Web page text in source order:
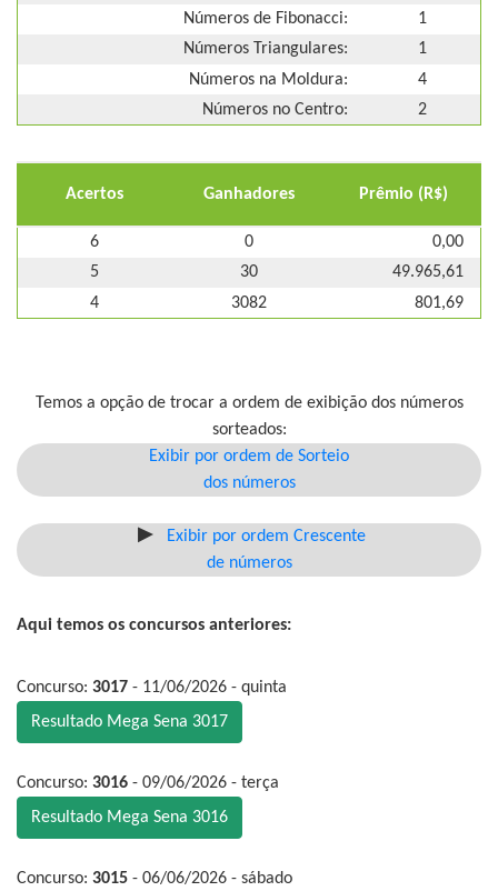
Números de Fibonacci:
1
Números Triangulares:
1
Números na Moldura:
4
Números no Centro:
2
Acertos Ganhadores Prêmio (R$)
6 0
0,00
5
30
49.965,61
4
3082 801,69
Temos a opção de trocar a ordem de exibição dos números
sorteados:
Exibir por ordem de Sorteio
dos números
Exibir por ordem Crescente
de números
Aqui temos os concursos anteriores:
Concurso: 3017 - 11/06/2026 - quinta
Resultado Mega Sena 3017
Concurso: 3016 - 09/06/2026 - terça
Resultado Mega Sena 3016
Concurso: 3015 - 06/06/2026 - sábado